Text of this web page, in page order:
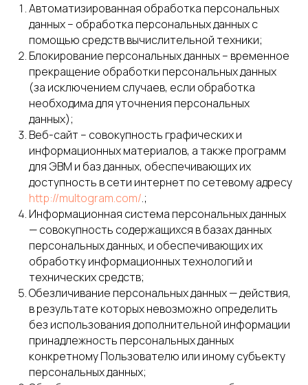
Автоматизированная обработка персональных
данных – обработка персональных данных с
помощью средств вычислительной техники;
Блокирование персональных данных – временное
прекращение обработки персональных данных
(за исключением случаев, если обработка
необходима для уточнения персональных
данных);
Веб-сайт – совокупность графических и
информационных материалов, а также программ
для ЭВМ и баз данных, обеспечивающих их
доступность в сети интернет по сетевому адресу
http://multogram.com/.;
Информационная система персональных данных
— совокупность содержащихся в базах данных
персональных данных, и обеспечивающих их
обработку информационных технологий и
технических средств;
Обезличивание персональных данных — действия,
в результате которых невозможно определить
без использования дополнительной информации
принадлежность персональных данных
конкретному Пользователю или иному субъекту
персональных данных;